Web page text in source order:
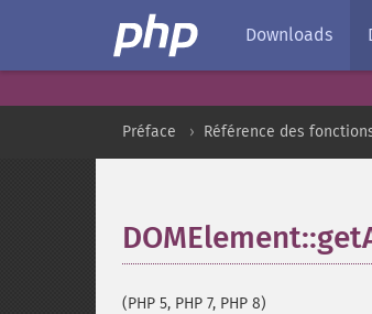
Downloads
Préface Référence des
(PHP 5, PHP 7, PHP 8)